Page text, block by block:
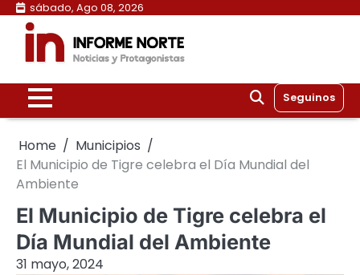
Skip
content
sábado, Ago 08, 2026
Seguinos
Home
Municipios
El Municipio de Tigre celebra el Día Mundial del
Ambiente
El Municipio de Tigre celebra el
Día Mundial del Ambiente
31 mayo, 2024